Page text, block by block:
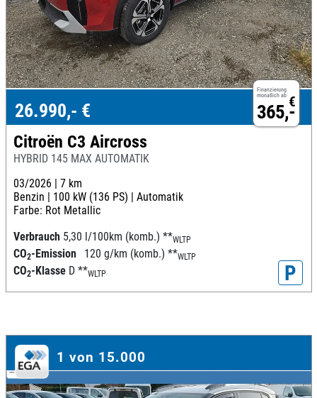
Finanzierung
monatlich ab €
365,-
26.990,- €
Citroën C3 Aircross
HYBRID 145 MAX AUTOMATIK
03/2026 | 7 km
Benzin | 100 kW (136 PS) | Automatik
Farbe: Rot Metallic
Verbrauch 5,30 l/100km (komb.) **WLTP
CO2-Emission 120 g/km (komb.) **WLTP
CO2-Klasse D **WLTP P
1 von 15.000